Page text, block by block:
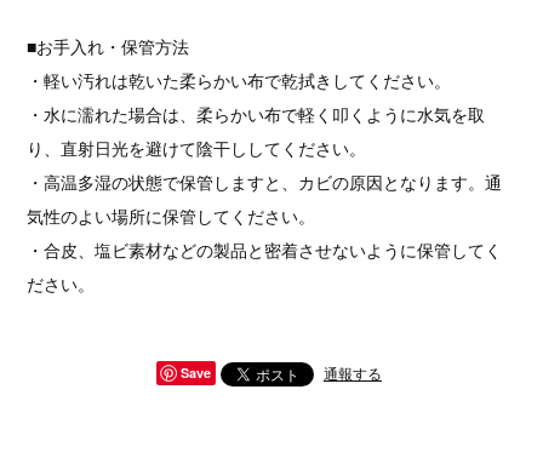
■お手入れ・保管方法
・軽い汚れは乾いた柔らかい布で乾拭きしてください。
・水に濡れた場合は、柔らかい布で軽く叩くように水気を取
り、直射日光を避けて陰干ししてください。
・高温多湿の状態で保管しますと、カビの原因となります。通
気性のよい場所に保管してください。
・合皮、塩ビ素材などの製品と密着させないように保管してく
ださい。
Save 通報する